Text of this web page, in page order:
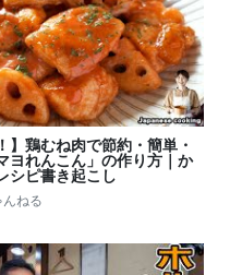
】鶏むね肉で節約・簡単・
ヨれんこん」の作り方｜か
シピ書き起こし
ねる